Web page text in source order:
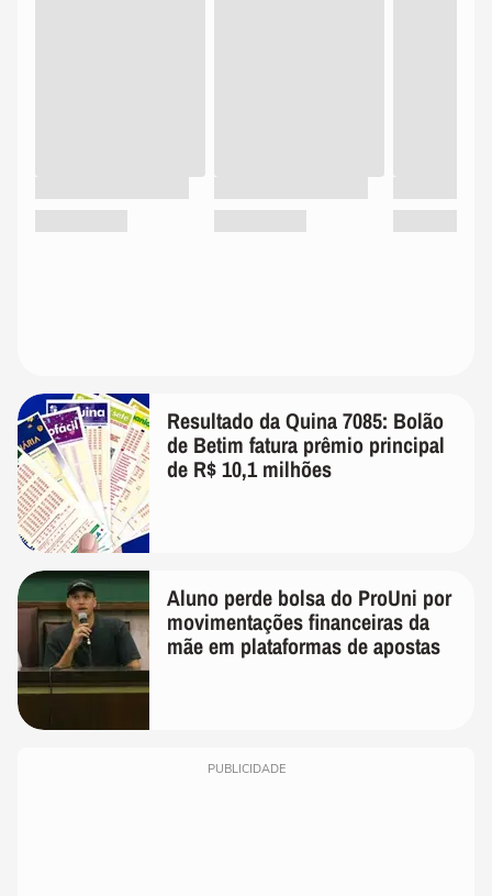
Resultado da Quina 7085: Bolão
de Betim fatura prêmio principal
de R$ 10,1 milhões
Aluno perde bolsa do ProUni por
movimentações financeiras da
mãe em plataformas de apostas
PUBLICIDADE